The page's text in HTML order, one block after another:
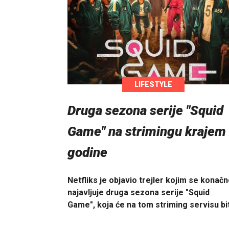
LIFESTYLE
Druga sezona serije "Squid
Game" na strimingu krajem
godine
Netfliks je objavio trejler kojim se
najavljuje druga sezona serije "Squid
Game", koja će na tom striming servisu